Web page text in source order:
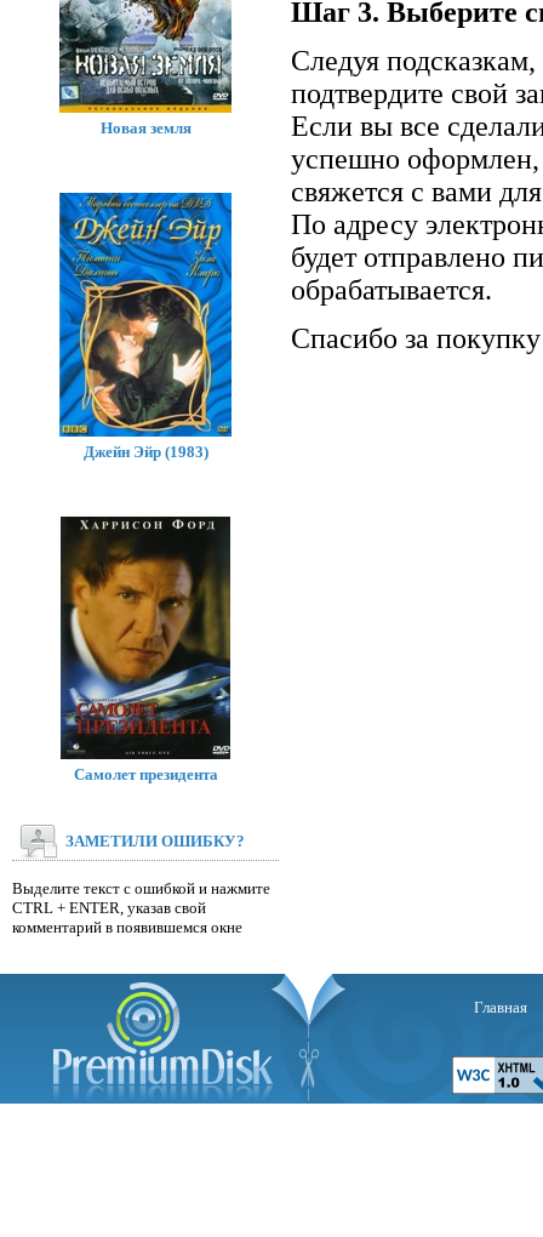
Шаг 3. Выберите
Следуя
подтвердите свой
Если вы все
успешно оформлен,
свяжется с вами
По адресу
будет отправлено
обрабатывается.
Спасибо за
Новая земля
Джейн Эйр (1983)
Самолет президента
ЗАМЕТИЛИ ОШИБКУ?
Выделите текст с ошибкой и нажмите
CTRL + ENTER, указав свой
комментарий в появившемся окне
Главная